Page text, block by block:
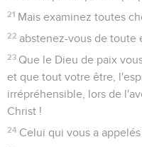
3 Nous devons à votre
grâces à Dieu, comme
à l'égard des autres
Aussi nous glorifions-
Dieu, à cause de votre
à supporter.